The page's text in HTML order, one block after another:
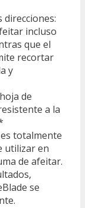
incluso
que el
recortar
y
de
a la
totalmente
utilizar en
de afeitar.
se